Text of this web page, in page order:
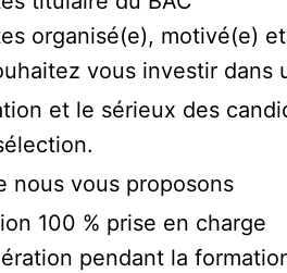
organisé(e), motivé(e)
vous investir
et le sérieux des
nous vous proposons
100 % prise en charge
pendant la